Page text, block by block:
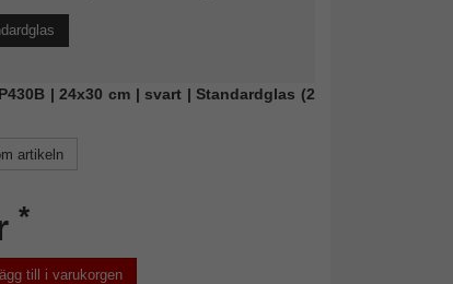
| 24x30 cm | svart | Standardglas (2
artikeln
*
Lägg till i varukorgen